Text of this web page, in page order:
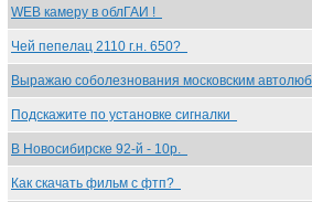
WEB камеру в облГАИ !
Чей пепелац 2110 г.н. 650?
Выражаю соболезнования московским
Подскажите по установке сигналки
В Новосибирске 92-й - 10р.
Как скачать фильм с фтп?